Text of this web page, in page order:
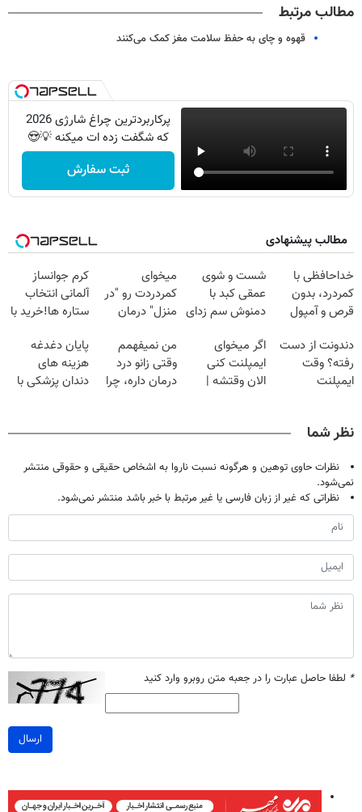
مطالب مرتبط
قهوه و چای به حفظ سلامت مغز کمک می‌کنند
پرکاربردترین چراغ شارژی 2026
که شگفت زده ات میکنه 💡😍
ثبت سفارش
مطالب پیشنهادی
خداحافظی با
کمردرد، بدون
قرص و آمپول
شست و شوی
عمقی کبد با
دمنوش سم زدای
میخوای
کمردردت رو "در
منزل" درمان
◂پرسش‌نامه)
کرم جوانساز
آلمانی انتخاب
ستاره ها!خرید با
دندونت از دست
رفته؟ وقت
ایمپلنت
اگر میخوای
ایمپلنت کنی
الان وقتشه |
من نمیفهمم
وقتی زانو درد
درمان داره، چرا
پایان دغدغه
هزینه های
دندان پزشکی با
نظر شما
نظرات حاوی توهین و هرگونه نسبت ناروا به اشخاص حقیقی و حقوقی منتشر
نمی‌شود.
نظراتی که غیر از زبان فارسی یا غیر مرتبط با خبر باشد منتشر نمی‌شود.
* لطفا حاصل عبارت را در جعبه متن روبرو وارد کنید
ارسال